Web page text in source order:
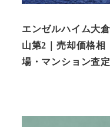
エンゼルハイム大倉
山第2｜売却価格相
場・マンション査定